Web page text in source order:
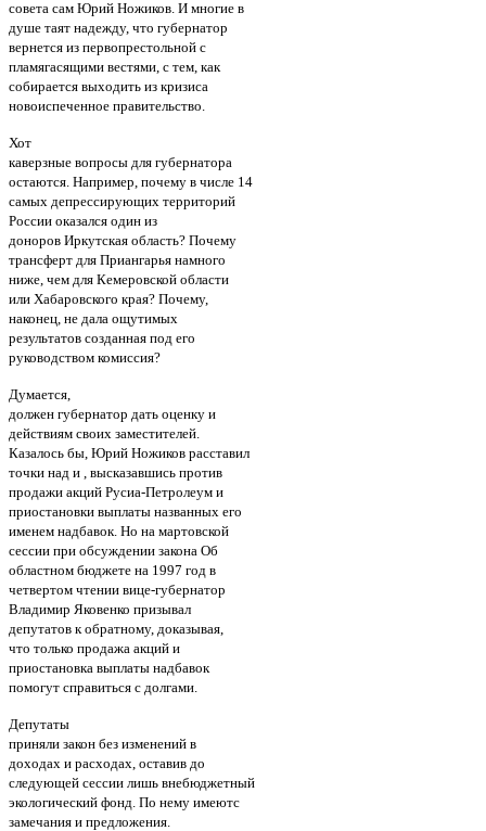
совета сам Юрий Ножиков. И многие в
душе таят надежду, что губернатор
вернется из первопрестольной с
пламягасящими вестями, с тем, как
собирается выходить из кризиса
новоиспеченное правительство.
Хот
каверзные вопросы для губернатора
остаются. Например, почему в числе 14
самых депрессирующих территорий
России оказался один из
доноров Иркутская область? Почему
трансферт для Приангарья намного
ниже, чем для Кемеровской области
или Хабаровского края? Почему,
наконец, не дала ощутимых
результатов созданная под его
руководством комиссия?
Думается,
должен губернатор дать оценку и
действиям своих заместителей.
Казалось бы, Юрий Ножиков расставил
точки над и , высказавшись против
продажи акций Русиа-Петролеум и
приостановки выплаты названных его
именем надбавок. Но на мартовской
сессии при обсуждении закона Об
областном бюджете на 1997 год в
четвертом чтении вице-губернатор
Владимир Яковенко призывал
депутатов к обратному, доказывая,
что только продажа акций и
приостановка выплаты надбавок
помогут справиться с долгами.
Депутаты
приняли закон без изменений в
доходах и расходах, оставив до
следующей сессии лишь внебюджетный
экологический фонд. По нему имеютс
замечания и предложения.